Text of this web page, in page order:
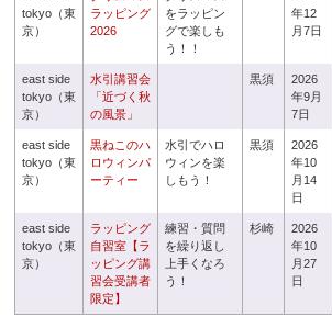
tokyo（東
京）
ラッピング
2026
をラッピン
グで楽しも
う！！
年12
月7日
east side
tokyo（東
京）
水引講習会
「近づく秋
の風景」
黒須
2026
年9月
7日
east side
tokyo（東
京）
黒ねこのハ
ロウィンパ
ーティー
水引でハロ
ウィンを楽
しもう！
黒須
2026
年10
月14
日
east side
tokyo（東
京）
ラッピング
自習室【ラ
ッピング講
習会受講者
限定】
練習・質問
を繰り返し
上手くなろ
う！
杉崎
2026
年10
月27
日